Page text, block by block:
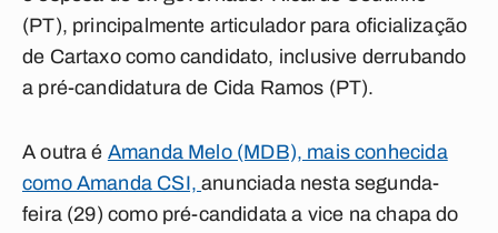
(PT), principalmente articulador para oficialização
de Cartaxo como candidato, inclusive derrubando
a pré-candidatura de Cida Ramos (PT).
A outra é Amanda Melo (MDB), mais conhecida
como Amanda CSI,anunciada nesta segunda-
feira (29) como pré-candidata a vice na chapa do